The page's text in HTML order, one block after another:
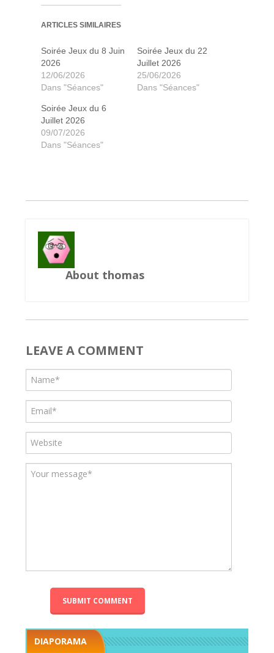
ARTICLES SIMILAIRES
Soirée Jeux du 8 Juin
2026
12/06/2026
Dans "Séances"
Soirée Jeux du 22
Juillet 2026
25/06/2026
Dans "Séances"
Soirée Jeux du 6
Juillet 2026
09/07/2026
Dans "Séances"
About thomas
LEAVE A COMMENT
DIAPORAMA